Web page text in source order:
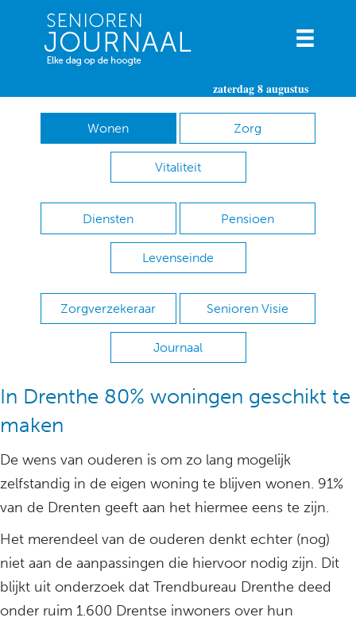
zaterdag 8 augustus
Wonen Zorg
Vitaliteit
Diensten Pensioen
Levenseinde
Zorgverzekeraar Senioren Visie
Journaal
In Drenthe 80% woningen geschikt te
maken
De wens van ouderen is om zo lang mogelijk
zelfstandig in de eigen woning te blijven wonen. 91%
van de Drenten geeft aan het hiermee eens te zijn.
Het merendeel van de ouderen denkt echter (nog)
niet aan de aanpassingen die hiervoor nodig zijn. Dit
blijkt uit onderzoek dat Trendbureau Drenthe deed
onder ruim 1.600 Drentse inwoners over hun